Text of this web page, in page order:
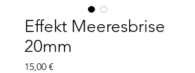
Effekt Meeresbrise
20mm
15,00 €